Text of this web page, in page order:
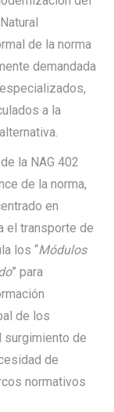
de la norma
demandada
a la
la NAG 402
de la norma,
en
el transporte de
los “Módulos
” para
de los
surgimiento de
de
normativos